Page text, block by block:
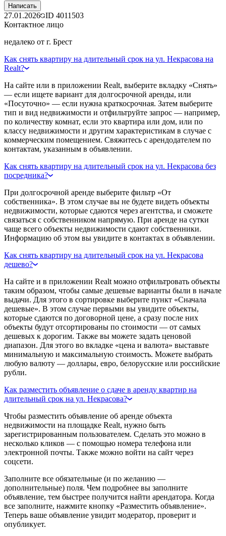
Написать
27.01.2026 ID 4011503
Контактное лицо
недалеко от г. Брест
Как снять квартиру на длительный срок на ул. Некрасова на
Realt?
На сайте или в приложении Realt, выберите вкладку «Снять»
— если ищете вариант для долгосрочной аренды, или
«Посуточно» — если нужна краткосрочная. Затем выберите
тип и вид недвижимости и отфильтруйте запрос — например,
по количеству комнат, если это квартира или дом, или по
классу недвижимости и другим характеристикам в случае с
коммерческим помещением. Свяжитесь с арендодателем по
контактам, указанным в объявлении.
Как снять квартиру на длительный срок на ул. Некрасова без
посредника?
При долгосрочной аренде выберите фильтр «От
собственника». В этом случае вы не будете видеть объекты
недвижимости, которые сдаются через агентства, и сможете
связаться с собственником напрямую. При аренде на сутки
чаще всего объекты недвижимости сдают собственники.
Информацию об этом вы увидите в контактах в объявлении.
Как снять квартиру на длительный срок на ул. Некрасова
дешево?
На сайте и в приложении Realt можно отфильтровать объекты
таким образом, чтобы самые дешевые варианты были в начале
выдачи. Для этого в сортировке выберите пункт «Сначала
дешевые». В этом случае первыми вы увидите объекты,
которые сдаются по договорной цене, а сразу после них
объекты будут отсортированы по стоимости — от самых
дешевых к дорогим. Также вы можете задать ценовой
диапазон. Для этого во вкладке «цена и валюта» выставьте
минимальную и максимальную стоимость. Можете выбрать
любую валюту — доллары, евро, белорусские или российские
рубли.
Как разместить объявление о сдаче в аренду квартир на
длительный срок на ул. Некрасова?
Чтобы разместить объявление об аренде объекта
недвижимости на площадке Realt, нужно быть
зарегистрированным пользователем. Сделать это можно в
несколько кликов — с помощью номера телефона или
электронной почты. Также можно войти на сайт через
соцсети.
Заполните все обязательные (и по желанию —
дополнительные) поля. Чем подробнее вы заполните
объявление, тем быстрее получится найти арендатора. Когда
все заполните, нажмите кнопку «Разместить объявление».
Теперь ваше объявление увидит модератор, проверит и
опубликует.